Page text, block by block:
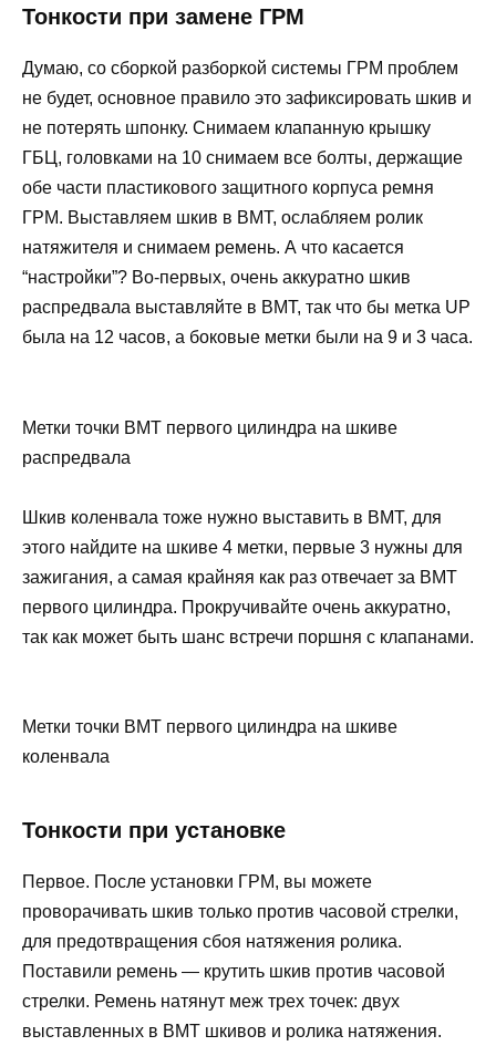
Тонкости при замене ГРМ
Думаю, со сборкой разборкой системы ГРМ проблем
не будет, основное правило это зафиксировать шкив и
не потерять шпонку. Снимаем клапанную крышку
ГБЦ, головками на 10 снимаем все болты, держащие
обе части пластикового защитного корпуса ремня
ГРМ. Выставляем шкив в ВМТ, ослабляем ролик
натяжителя и снимаем ремень. А что касается
“настройки”? Во-первых, очень аккуратно шкив
распредвала выставляйте в ВМТ, так что бы метка UP
была на 12 часов, а боковые метки были на 9 и 3 часа.
Метки точки ВМТ первого цилиндра на шкиве
распредвала
Шкив коленвала тоже нужно выставить в ВМТ, для
этого найдите на шкиве 4 метки, первые 3 нужны для
зажигания, а самая крайняя как раз отвечает за ВМТ
первого цилиндра. Прокручивайте очень аккуратно,
так как может быть шанс встречи поршня с клапанами.
Метки точки ВМТ первого цилиндра на шкиве
коленвала
Тонкости при установке
Первое. После установки ГРМ, вы можете
проворачивать шкив только против часовой стрелки,
для предотвращения сбоя натяжения ролика.
Поставили ремень — крутить шкив против часовой
стрелки. Ремень натянут меж трех точек: двух
выставленных в ВМТ шкивов и ролика натяжения.